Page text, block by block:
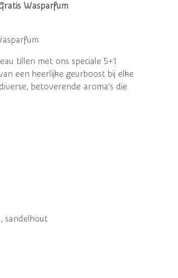
Wasparfum
tillen met ons speciale 5+1
een heerlijke geurboost bij elke
betoverende aroma's die
sandelhout